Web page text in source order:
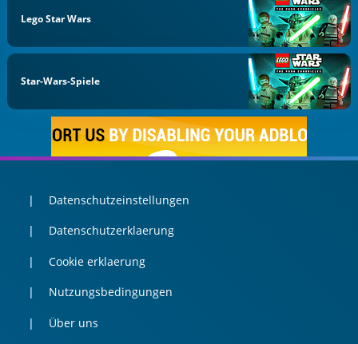
Lego Star Wars
Star-Wars-Spiele
Datenschutzeinstellungen
Datenschutzerklaerung
Cookie erklaerung
Nutzungsbedingungen
Über uns